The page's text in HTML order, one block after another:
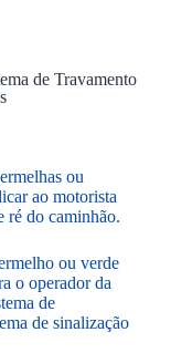
de Travamento
ou
ao motorista
ré do caminhão.
ou verde
o operador da
de
de sinalização